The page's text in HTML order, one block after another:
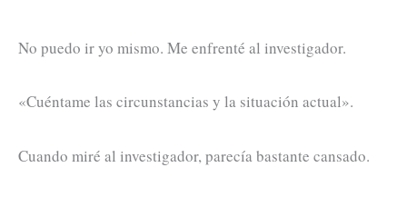
No puedo ir yo mismo. Me enfrenté al investigador.
«Cuéntame las circunstancias y la situación actual».
Cuando miré al investigador, parecía bastante cansado.